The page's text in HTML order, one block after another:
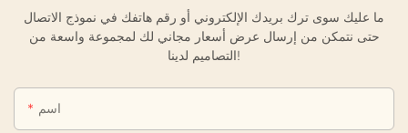
ما عليك سوى ترك بريدك الإلكتروني أو رقم هاتفك في نموذج الاتصال
حتى نتمكن من إرسال عرض أسعار مجاني لك لمجموعة واسعة من
التصاميم لدينا!
اسم